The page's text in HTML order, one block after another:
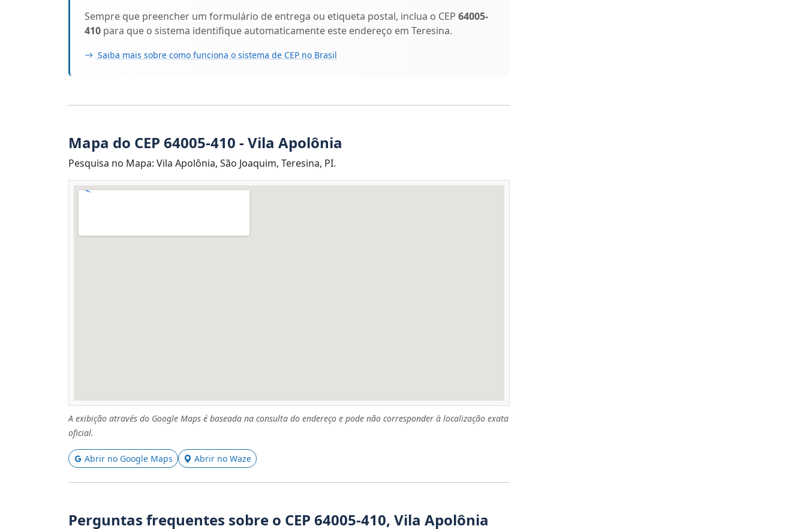
Sempre que preencher um formulário de entrega ou etiqueta postal, inclua o CEP 64005-
410 para que o sistema identifique automaticamente este endereço em Teresina.
Saiba mais sobre como funciona o sistema de CEP no Brasil
Mapa do CEP 64005-410 - Vila Apolônia
Pesquisa no Mapa: Vila Apolônia, São Joaquim, Teresina, PI.
A exibição através do Google Maps é baseada na consulta do endereço e pode não corresponder à localização exata
oficial.
Abrir no Google Maps Abrir no Waze
Perguntas frequentes sobre o CEP 64005-410, Vila Apolônia